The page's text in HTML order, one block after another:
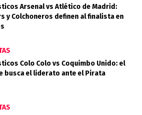
Arsenal vs Atlético de Madrid:
y Colchoneros definen al finalista en
Colo Colo vs Coquimbo Unido: el
busca el liderato ante el Pirata